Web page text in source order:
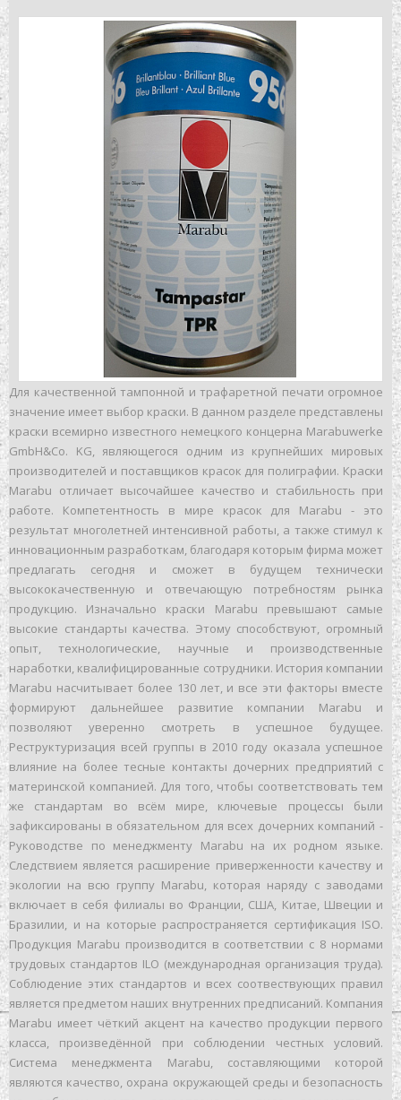
Для качественной тампонной и трафаретной печати огромное
значение имеет выбор краски. В данном разделе представлены
краски всемирно известного немецкого концерна Marabuwerke
GmbH&Co. KG, являющегося одним из крупнейших мировых
производителей и поставщиков красок для полиграфии. Краски
Marabu отличает высочайшее качество и стабильность при
работе. Компетентность в мире красок для Marabu - это
результат многолетней интенсивной работы, а также стимул к
инновационным разработкам, благодаря которым фирма может
предлагать сегодня и сможет в будущем технически
высококачественную и отвечающую потребностям рынка
продукцию. Изначально краски Marabu превышают самые
высокие стандарты качества. Этому способствуют, огромный
опыт, технологические, научные и производственные
наработки, квалифицированные сотрудники. История компании
Marabu насчитывает более 130 лет, и все эти факторы вместе
формируют дальнейшее развитие компании Marabu и
позволяют уверенно смотреть в успешное будущее.
Реструктуризация всей группы в 2010 году оказала успешное
влияние на более тесные контакты дочерних предприятий с
материнской компанией. Для того, чтобы соответствовать тем
же стандартам во всём мире, ключевые процессы были
зафиксированы в обязательном для всех дочерних компаний -
Руководстве по менеджменту Marabu на их родном языке.
Следствием является расширение приверженности качеству и
экологии на всю группу Marabu, которая наряду с заводами
включает в себя филиалы во Франции, США, Китае, Швеции и
Бразилии, и на которые распространяется сертификация ISO.
Продукция Marabu производится в соответствии с 8 нормами
трудовых стандартов ILO (международная организация труда).
Соблюдение этих стандартов и всех соотвествующих правил
является предметом наших внутренних предписаний. Компания
Marabu имеет чёткий акцент на качество продукции первого
класса, произведённой при соблюдении честных условий.
Система менеджмента Marabu, составляющими которой
являются качество, охрана окружающей среды и безопасность